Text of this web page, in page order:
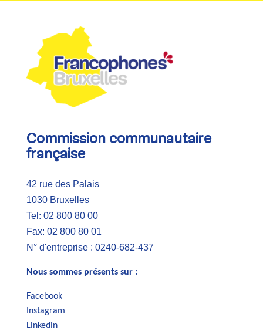
Commission communautaire
française
42 rue des Palais
1030 Bruxelles
Tel: 02 800 80 00
Fax: 02 800 80 01
N° d'entreprise : 0240-682-437
Nous sommes présents sur :
Facebook
Instagram
Linkedin